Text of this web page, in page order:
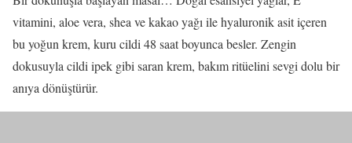
vitamini, aloe vera, shea ve kakao yağı ile hyaluronik asit içeren
bu yoğun krem, kuru cildi 48 saat boyunca besler. Zengin
dokusuyla cildi ipek gibi saran krem, bakım ritüelini sevgi dolu bir
anıya dönüştürür.